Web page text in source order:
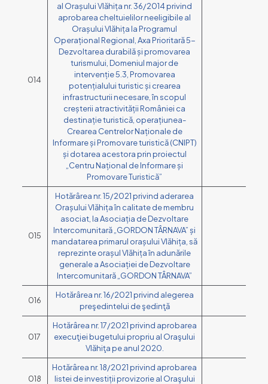
014
al Orașului Vlăhița nr. 36/2014 privind
aprobarea cheltuielilor neeligibile al
Orașului Vlăhița la Programul
Operațional Regional, Axa Prioritară 5-
Dezvoltarea durabilă și promovarea
turismului, Domeniul major de
intervenție 5.3, Promovarea
potențialului turistic și crearea
infrastructurii necesare, în scopul
creșterii atractivității României ca
destinație turistică, operațiunea-
Crearea Centrelor Naționale de
Informare și Promovare turistică (CNIPT)
și dotarea acestora prin proiectul
„Centru Național de Informare și
Promovare Turistică”
015
Hotărârea nr. 15/2021 privind aderarea
Orașului Vlăhița în calitate de membru
asociat, la Asociația de Dezvoltare
Intercomunitară „GORDON TÂRNAVA” și
mandatarea primarul orașului Vlăhița, să
reprezinte orașul Vlăhița în adunările
generale a Asociației de Dezvoltare
Intercomunitară „GORDON TÂRNAVA”
016
Hotărârea nr. 16/2021 privind alegerea
preşedintelui de şedinţă
017
Hotărârea nr. 17/2021 privind aprobarea
execuţiei bugetului propriu al Oraşului
Vlăhiţa pe anul 2020.
018
Hotărârea nr. 18/2021 privind aprobarea
listei de investiții provizorie al Oraşului